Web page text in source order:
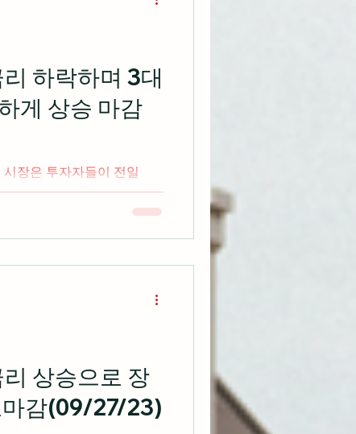
고 완벽한 수준으로 가격
적을 달성하고 가이던스를
달성했지만 영업이익 관점
하는 기업들 사이에 약간의
이 분기 실적 발표 후 일부
면 다른 기업들은 두 자릿
간은 많지 않다고 지적 연
의 발표를 투자자들이 받
하락하며 3대
게 상승 마감
장은 투자자들이 전일
준 금리 인상을 완료할 것
가장 강한 상승세를 보이
상승으로 장
마감(09/27/23)